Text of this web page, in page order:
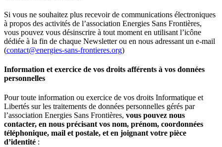
Si vous ne souhaitez plus recevoir de communications électroniques
à propos des activités de l’association Energies Sans Frontières,
vous pouvez vous désinscrire à tout moment en utilisant l’icône
dédiée à la fin de chaque Newsletter ou en nous adressant un e-mail
(contact@energies-sans-frontieres.org)
Information et exercice de vos droits afférents à vos données
personnelles
Pour toute information ou exercice de vos droits Informatique et
Libertés sur les traitements de données personnelles gérés par
l’association Energies Sans Frontières, vous pouvez nous
contacter, en nous précisant vos nom, prénom, coordonnées
téléphonique, mail et postale, et en joignant votre pièce
d’identité :